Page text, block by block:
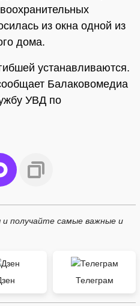
из окна одной из
дома.
устанавливаются.
Балаковомедиа
УВД по
получайте самые важные и
Телеграм